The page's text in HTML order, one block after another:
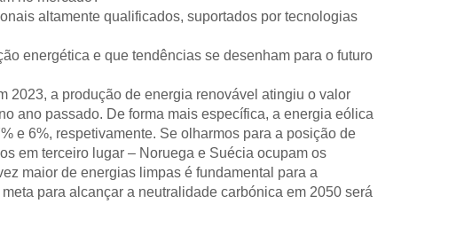
altamente qualificados, suportados por tecnologias
energética e que tendências se desenham para o futuro
2023, a produção de energia renovável atingiu o valor
ano passado. De forma mais específica, a energia eólica
e 6%, respetivamente. Se olharmos para a posição de
em terceiro lugar – Noruega e Suécia ocupam os
maior de energias limpas é fundamental para a
para alcançar a neutralidade carbónica em 2050 será